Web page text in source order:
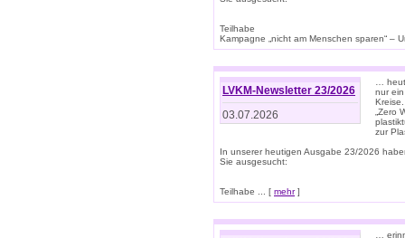
Teilhabe
Kampagne „nicht am Menschen sparen“ –
LVKM-Newsletter 23/2026
03.07.2026
…
nur
„Zero
zur
In unserer heutigen Ausgabe 23/2026
Sie ausgesucht:
Teilhabe ... [ mehr]
…